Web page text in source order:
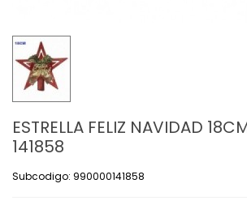
ESTRELLA FELIZ NAVIDAD
141858
Subcodigo: 990000141858